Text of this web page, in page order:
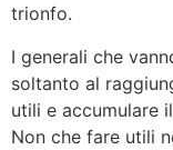
trionfo.
I generali che
soltanto al
utili e accumulare
Non che fare utili